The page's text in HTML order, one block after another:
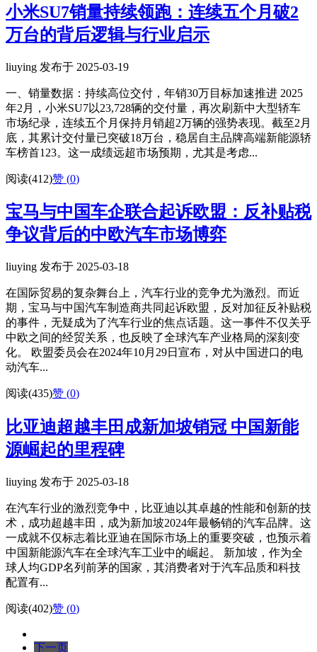
小米SU7销量持续领跑：连续五个月破2
万台的背后逻辑与行业启示
liuying 发布于 2025-03-19
一、销量数据：持续高位交付，年销30万目标加速推进 2025
年2月，小米SU7以23,728辆的交付量，再次刷新中大型轿车
市场纪录，连续五个月保持月销超2万辆的强势表现。截至2月
底，其累计交付量已突破18万台，稳居自主品牌高端新能源轿
车榜首123。这一成绩远超市场预期，尤其是考虑...
阅读(412)赞 (0)
宝马与中国车企联合起诉欧盟：反补贴税
争议背后的中欧汽车市场博弈
liuying 发布于 2025-03-18
在国际贸易的复杂舞台上，汽车行业的竞争尤为激烈。而近
期，宝马与中国汽车制造商共同起诉欧盟，反对加征反补贴税
的事件，无疑成为了汽车行业的焦点话题。这一事件不仅关乎
中欧之间的经贸关系，也反映了全球汽车产业格局的深刻变
化。 欧盟委员会在2024年10月29日宣布，对从中国进口的电
动汽车...
阅读(435)赞 (0)
比亚迪超越丰田成新加坡销冠 中国新能
源崛起的里程碑
liuying 发布于 2025-03-18
在汽车行业的激烈竞争中，比亚迪以其卓越的性能和创新的技
术，成功超越丰田，成为新加坡2024年最畅销的汽车品牌。这
一成就不仅标志着比亚迪在国际市场上的重要突破，也预示着
中国新能源汽车在全球汽车工业中的崛起。 新加坡，作为全
球人均GDP名列前茅的国家，其消费者对于汽车品质和科技
配置有...
阅读(402)赞 (0)
下一页